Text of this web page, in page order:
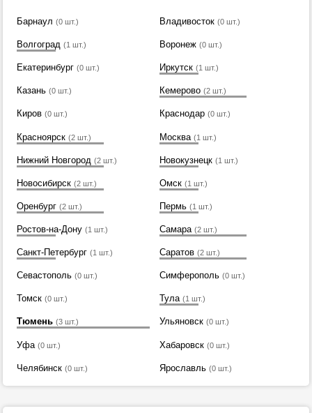
Барнаул (0 шт.) Владивосток (0 шт.)
Волгоград (1 шт.) Воронеж (0 шт.)
Екатеринбург (0 шт.) Иркутск (1 шт.)
Казань (0 шт.) Кемерово (2 шт.)
Киров (0 шт.) Краснодар (0 шт.)
Красноярск (2 шт.) Москва (1 шт.)
Нижний Новгород (2 шт.) Новокузнецк (1 шт.)
Новосибирск (2 шт.) Омск (1 шт.)
Оренбург (2 шт.) Пермь (1 шт.)
Ростов-на-Дону (1 шт.) Самара (2 шт.)
Санкт-Петербург (1 шт.) Саратов (2 шт.)
Севастополь (0 шт.) Симферополь (0 шт.)
Томск (0 шт.) Тула (1 шт.)
Тюмень (3 шт.) Ульяновск (0 шт.)
Уфа (0 шт.) Хабаровск (0 шт.)
Челябинск (0 шт.) Ярославль (0 шт.)